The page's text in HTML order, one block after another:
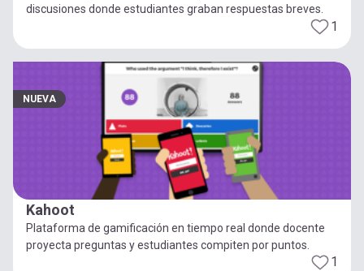
discusiones donde estudiantes graban respuestas breves.
1
Kahoot
NUEVA
Plataforma de gamificación en tiempo real donde docente
proyecta preguntas y estudiantes compiten por puntos.
1